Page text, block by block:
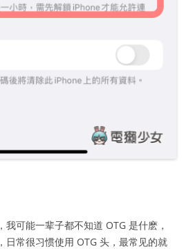
可能一辈子都不知道 OTG 是什麽，
日常很习惯使用 OTG 头，最常见的就